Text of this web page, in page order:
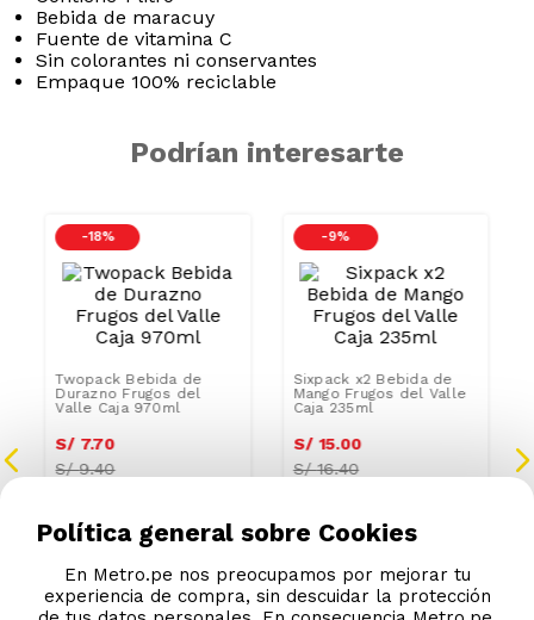
Bebida de maracuy
Fuente de vitamina C
Sin colorantes ni conservantes
Empaque 100% reciclable
Podrían interesarte
-18 %
S/ 7.70
S/9.40
-9 %
S/ 15 .00
S/16.40
Política general sobre Cookies
En Metro.pe nos preocupamos por mejorar tu
experiencia de compra, sin descuidar la protección